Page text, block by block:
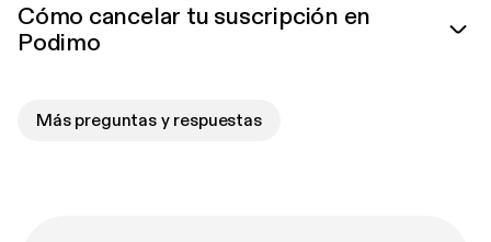
Cómo cancelar tu suscripción en
Podimo
Más preguntas y respuestas